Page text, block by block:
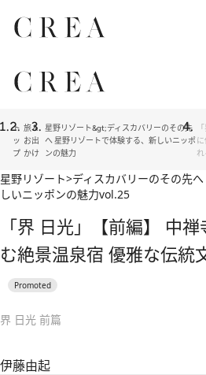
ト
ッ
プ
旅＆
お出
かけ
星野リゾート&gt;ディスカバリーのその先
へ 星野リゾートで体験する、新しいニッポ
ンの魅力
星野リゾート>ディスカバリーのその先
しいニッポンの魅力vol.25
「界 日光」【前編】 中
む絶景温泉宿 優雅な伝統
界 日光 前篇
伊藤由起